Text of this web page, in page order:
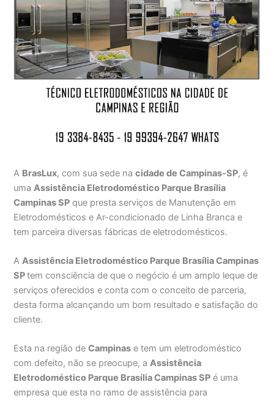
A BrasLux, com sua sede nacidade de Campinas-SP, é
umaAssistência Eletrodoméstico Parque Brasília
Campinas SP que presta serviços de Manutenção em
Eletrodomésticos e Ar-condicionado de Linha Branca e
tem parceira diversas fábricas de eletrodomésticos.
AAssistência Eletrodoméstico Parque Brasília Campinas
SPtem consciência de que o negócio é um amplo leque de
serviços oferecidos e conta com o conceito de parceria,
desta forma alcançando um bom resultado e satisfação do
cliente.
Esta na região deCampinas e tem um eletrodoméstico
com defeito, não se preocupe, aAssistência
Eletrodoméstico Parque Brasília Campinas SP é uma
empresa que esta no ramo de assistência para